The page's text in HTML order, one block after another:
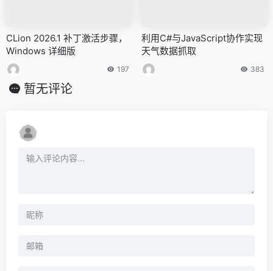
CLion 2026.1 补丁激活步骤，
Windows 详细版
197
利用C#与JavaScript协作实现
天气数据抓取
383
暂无评论